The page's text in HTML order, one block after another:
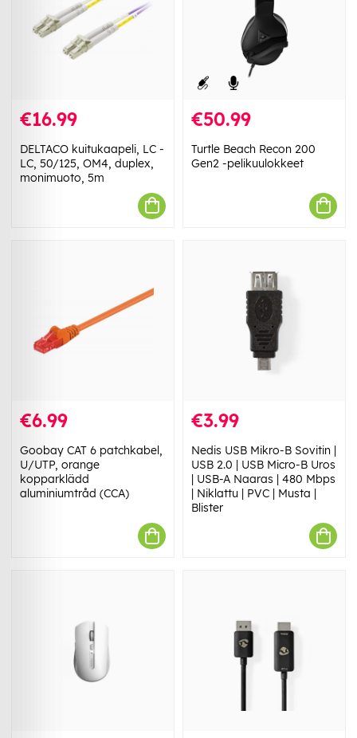
€16.99
DELTACO kuitukaapeli, LC -
LC, 50/125, OM4, duplex,
monimuoto, 5m
€50.99
Turtle Beach Recon 200
Gen2 -pelikuulokkeet
€6.99
Goobay CAT 6 patchkabel,
U/UTP, orange
kopparklädd
aluminiumtråd (CCA)
€3.99
Nedis USB Mikro-B Sovitin |
USB 2.0 | USB Micro-B Uros
| USB-A Naaras | 480 Mbps
| Niklattu | PVC | Musta |
Blister